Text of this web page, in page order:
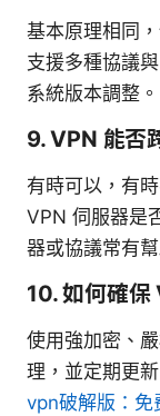
基本原理相同
支援多種協議
系統版本調整。
9. VPN 能否
有時可以，有
VPN 伺服器是
器或協議常有幫
10. 如何確保
使用強加密、
理，並定期更
vpn破解版：免